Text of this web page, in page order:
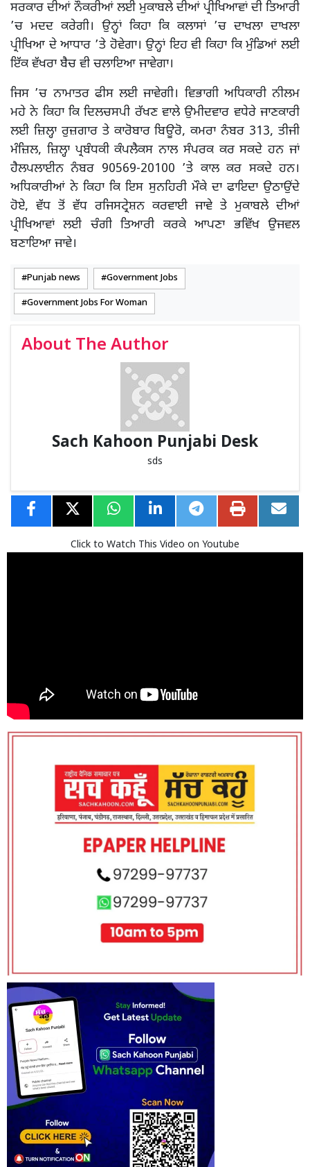
ਸਰਕਾਰ ਦੀਆਂ ਨੌਕਰੀਆਂ ਲਈ ਮੁਕਾਬਲੇ ਦੀਆਂ ਪ੍ਰੀਖਿਆਵਾਂ ਦੀ ਤਿਆਰੀ
’ਚ ਮਦਦ ਕਰੇਗੀ। ਉਨ੍ਹਾਂ ਕਿਹਾ ਕਿ ਕਲਾਸਾਂ ’ਚ ਦਾਖਲਾ ਦਾਖਲਾ
ਪ੍ਰੀਖਿਆ ਦੇ ਆਧਾਰ ’ਤੇ ਹੋਵੇਗਾ। ਉਨ੍ਹਾਂ ਇਹ ਵੀ ਕਿਹਾ ਕਿ ਮੁੰਡਿਆਂ ਲਈ
ਇੱਕ ਵੱਖਰਾ ਬੈਚ ਵੀ ਚਲਾਇਆ ਜਾਵੇਗਾ।
ਜਿਸ ’ਚ ਨਾਮਾਤਰ ਫੀਸ ਲਈ ਜਾਵੇਗੀ। ਵਿਭਾਗੀ ਅਧਿਕਾਰੀ ਨੀਲਮ
ਮਹੇ ਨੇ ਕਿਹਾ ਕਿ ਦਿਲਚਸਪੀ ਰੱਖਣ ਵਾਲੇ ਉਮੀਦਵਾਰ ਵਧੇਰੇ ਜਾਣਕਾਰੀ
ਲਈ ਜ਼ਿਲ੍ਹਾ ਰੁਜ਼ਗਾਰ ਤੇ ਕਾਰੋਬਾਰ ਬਿਊਰੋ, ਕਮਰਾ ਨੰਬਰ 313, ਤੀਜੀ
ਮੰਜ਼ਿਲ, ਜ਼ਿਲ੍ਹਾ ਪ੍ਰਬੰਧਕੀ ਕੰਪਲੈਕਸ ਨਾਲ ਸੰਪਰਕ ਕਰ ਸਕਦੇ ਹਨ ਜਾਂ
ਹੈਲਪਲਾਈਨ ਨੰਬਰ 90569-20100 ’ਤੇ ਕਾਲ ਕਰ ਸਕਦੇ ਹਨ।
ਅਧਿਕਾਰੀਆਂ ਨੇ ਕਿਹਾ ਕਿ ਇਸ ਸੁਨਹਿਰੀ ਮੌਕੇ ਦਾ ਫਾਇਦਾ ਉਠਾਉਂਦੇ
ਹੋਏ, ਵੱਧ ਤੋਂ ਵੱਧ ਰਜਿਸਟ੍ਰੇਸ਼ਨ ਕਰਵਾਈ ਜਾਵੇ ਤੇ ਮੁਕਾਬਲੇ ਦੀਆਂ
ਪ੍ਰੀਖਿਆਵਾਂ ਲਈ ਚੰਗੀ ਤਿਆਰੀ ਕਰਕੇ ਆਪਣਾ ਭਵਿੱਖ ਉਜਵਲ
ਬਣਾਇਆ ਜਾਵੇ।
Punjab news Government Jobs
Government Jobs For Woman
About The Author
Sach Kahoon Punjabi Desk
sds
Click to Watch This Video on Youtube